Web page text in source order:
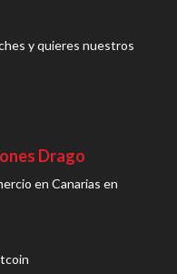
y quieres nuestros
Drago
en Canarias en